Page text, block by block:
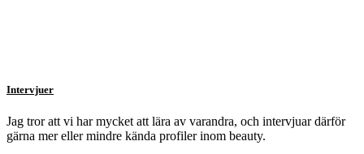
Intervjuer
Jag tror att vi har mycket att lära av varandra, och intervjuar därför
gärna mer eller mindre kända profiler inom beauty.